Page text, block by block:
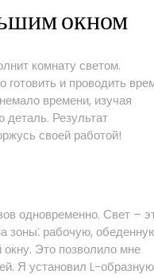
окном
комнату светом.
и проводить
времени, изучая
Результат
своей работой!
одновременно. Свет –
зоны⁚ рабочую,
Это позволило мне
Я установил L-образную